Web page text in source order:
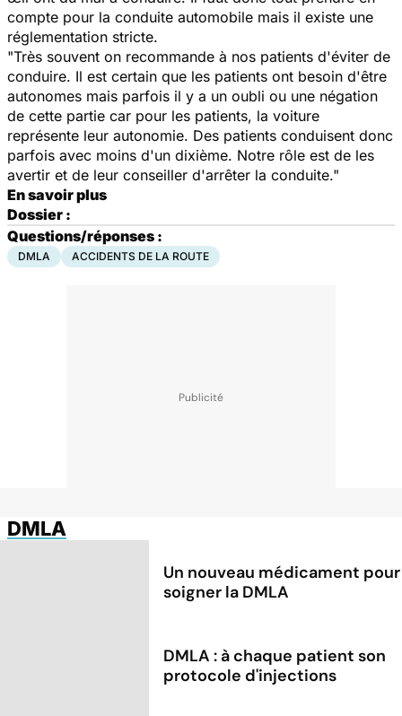
compte pour la conduite automobile mais il existe une
réglementation stricte.
"Très souvent on recommande à nos patients d'éviter de
conduire. Il est certain que les patients ont besoin d'être
autonomes mais parfois il y a un oubli ou une négation
de cette partie car pour les patients, la voiture
représente leur autonomie. Des patients conduisent donc
parfois avec moins d'un dixième. Notre rôle est de les
avertir et de leur conseiller d'arrêter la conduite."
En savoir plus
Dossier :
Questions/réponses :
DMLA ACCIDENTS DE LA ROUTE
DMLA
Un nouveau médicament pour
soigner la DMLA
DMLA : à chaque patient son
protocole d'injections